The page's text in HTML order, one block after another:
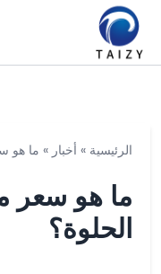
الرئيسية » أخبار » ما هو
ما هو سعر
الحلوة؟